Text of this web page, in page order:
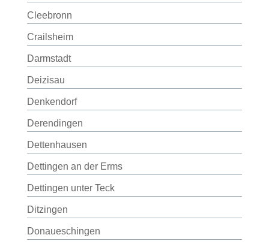
Cleebronn
Crailsheim
Darmstadt
Deizisau
Denkendorf
Derendingen
Dettenhausen
Dettingen an der Erms
Dettingen unter Teck
Ditzingen
Donaueschingen